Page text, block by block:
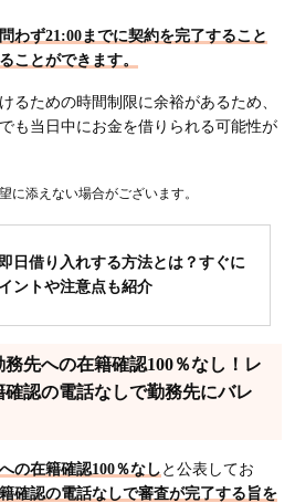
わず21:00までに契約を完了すること
ことができます。
るための時間制限に余裕があるため、
も当日中にお金を借りられる可能性が
添えない場合がございます。
日借り入れする方法とは？すぐに
ントや注意点も紹介
先への在籍確認100％なし！レ
認の電話なしで勤務先にバレ
の在籍確認100％なし と公表してお
確認の電話なしで審査が完了する旨を